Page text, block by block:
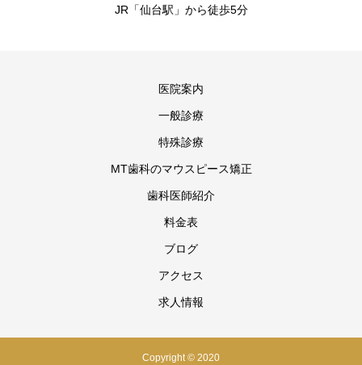
JR「仙台駅」から徒歩5分
医院案内
一般診療
特殊診療
MT歯科のマウスピース矯正
歯科医師紹介
料金表
ブログ
アクセス
求人情報
Copyright © 2020